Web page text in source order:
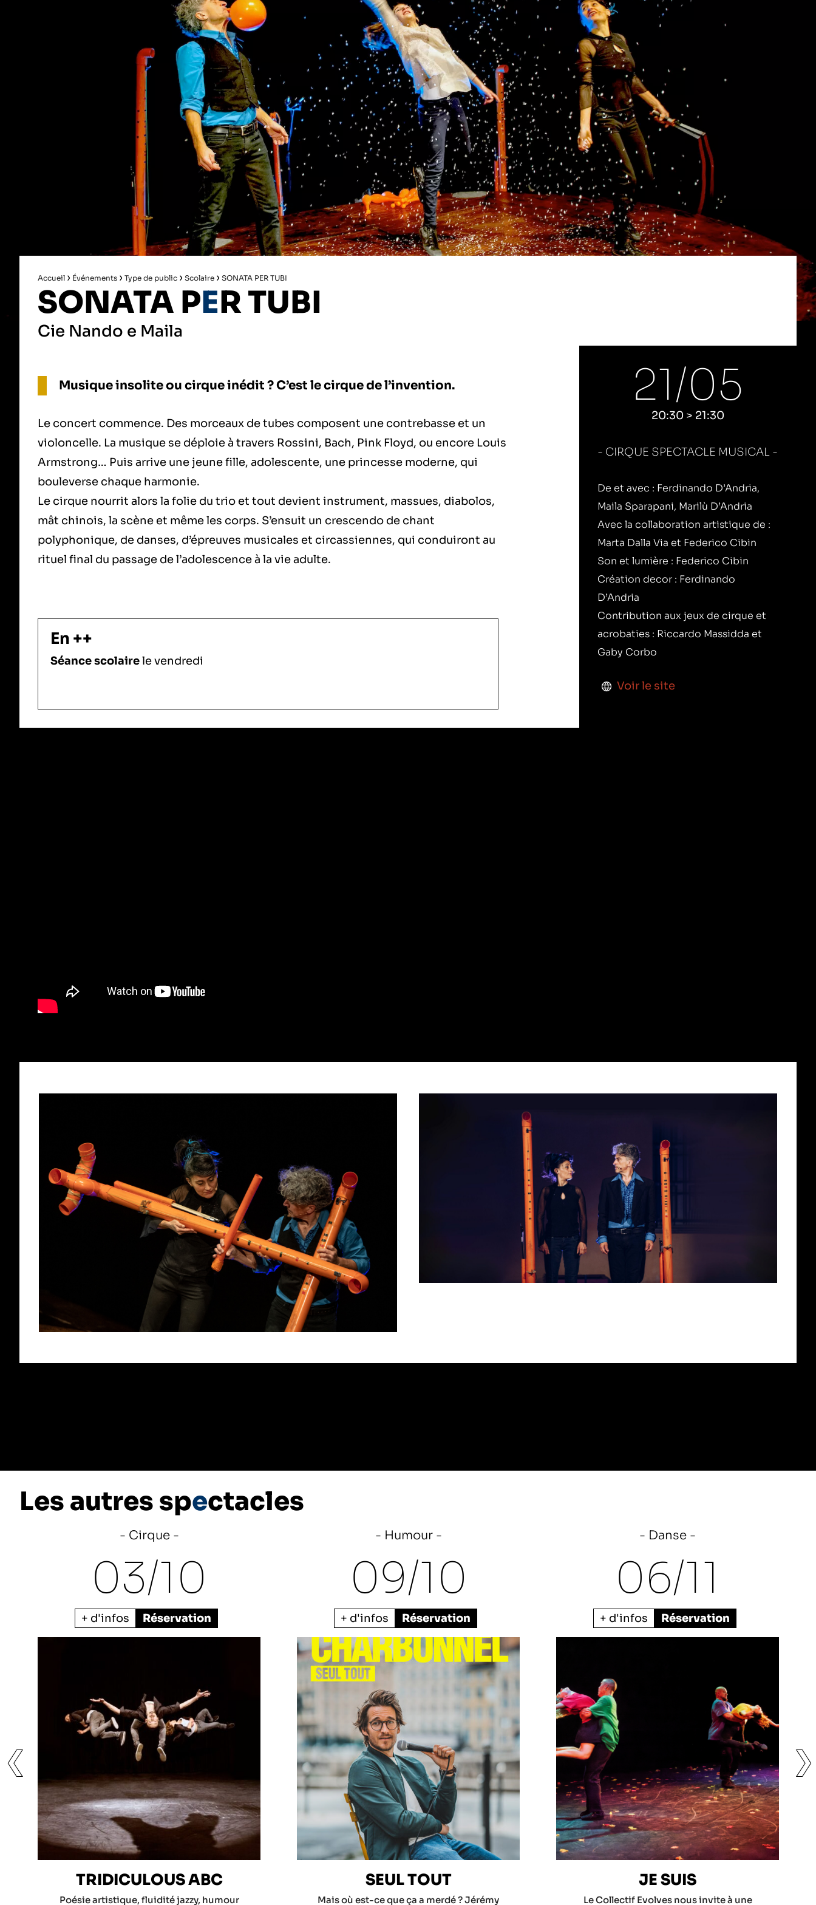
Accueil › Événements › Type de public › Scolaire › SONATA PER TUBI
SONATA PER TUBI
Cie Nando e Maila
Musique insolite ou cirque inédit ? C’est le cirque de l’invention.
Le concert commence. Des morceaux de tubes composent une contrebasse et un
violoncelle. La musique se déploie à travers Rossini, Bach, Pink Floyd, ou encore Louis
Armstrong… Puis arrive une jeune fille, adolescente, une princesse moderne, qui
bouleverse chaque harmonie.
Le cirque nourrit alors la folie du trio et tout devient instrument, massues, diabolos,
mât chinois, la scène et même les corps. S’ensuit un crescendo de chant
polyphonique, de danses, d’épreuves musicales et circassiennes, qui conduiront au
rituel final du passage de l’adolescence à la vie adulte.
En ++
Séance scolairele vendredi
21/05
20:30 > 21:30
CIRQUE SPECTACLE MUSICAL
De et avec : Ferdinando D’Andria,
Maila Sparapani, Marilù D’Andria
Avec la collaboration artistique de :
Marta Dalla Via et Federico Cibin
Son et lumière : Federico Cibin
Création decor : Ferdinando
D’Andria
Contribution aux jeux de cirque et
acrobaties : Riccardo Massidda et
Gaby Corbo
Voir le site
Les autres spectacles
❮
Cirque
03/10
+ d'infos Réservation
TRIDICULOUS ABC
Poésie artistique, fluidité jazzy, humour
Humour
09/10
+ d'infos Réservation
SEUL TOUT
Mais où est-ce que ça a merdé ? Jérémy
Danse
06/11
+ d'infos Réservation
JE SUIS
Le Collectif Evolves nous invite à une
❯